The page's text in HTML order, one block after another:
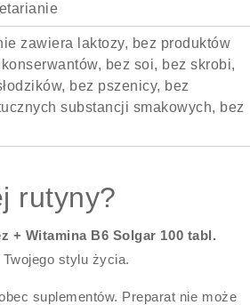
zawiera laktozy, bez produktów
bez soi, bez skrobi,
bez pszenicy, bez
substancji smakowych, bez
rutyny?
+ Witamina B6 Solgar 100 tabl.
stylu życia.
suplementów. Preparat nie może